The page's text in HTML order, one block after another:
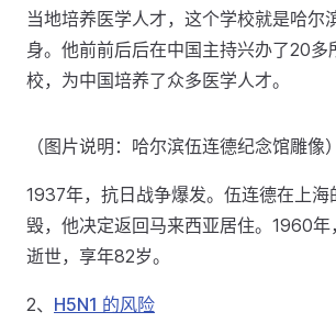
当地培养医学人才，这个学校就是哈尔
身。他前前后后在中国主持兴办了20多
校，为中国培养了众多医学人才。
（图片说明：哈尔滨伍连德纪念馆雕像）
1937年，抗日战争爆发。伍连德在上海
毁，他决定返回马来西亚居住。1960年
逝世，享年82岁。
2、 H5N1 的风险